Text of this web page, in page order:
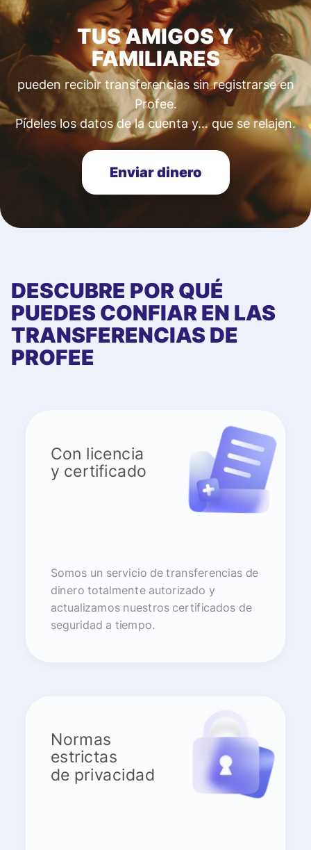
TUS AMIGOS Y
FAMILIARES
pueden recibir transferencias sin registrarse en
Profee.
Pídeles los datos de la cuenta y… que se relajen.
Enviar dinero
DESCUBRE POR QUÉ
PUEDES CONFIAR EN LAS
TRANSFERENCIAS DE
PROFEE
Con licencia
y certificado
Somos un servicio de transferencias de
dinero totalmente autorizado y
actualizamos nuestros certificados de
seguridad a tiempo.
Normas
estrictas
de privacidad